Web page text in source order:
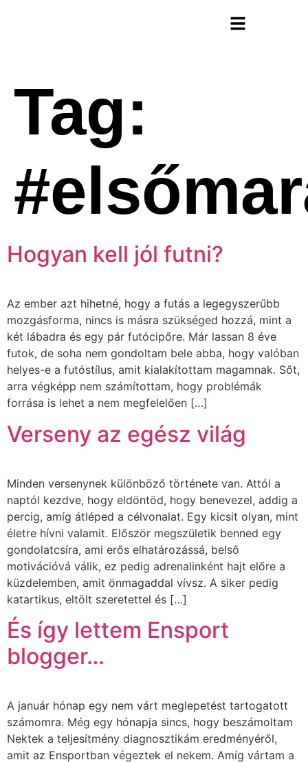
Tag:
Hogyan kell jól futni?
Az ember azt hihetné, hogy a futás a legegyszerűbb
mozgásforma, nincs is másra szükséged hozzá, mint a
két lábadra és egy pár futócipőre. Már lassan 8 éve
futok, de soha nem gondoltam bele abba, hogy valóban
helyes-e a futóstílus, amit kialakítottam magamnak. Sőt,
arra végképp nem számítottam, hogy problémák
forrása is lehet a nem megfelelően […]
Verseny az egész világ
Minden versenynek különböző története van. Attól a
naptól kezdve, hogy eldöntöd, hogy benevezel, addig a
percig, amíg átléped a célvonalat. Egy kicsit olyan, mint
életre hívni valamit. Először megszületik benned egy
gondolatcsíra, ami erős elhatározássá, belső
motivációvá válik, ez pedig adrenalinként hajt előre a
küzdelemben, amit önmagaddal vívsz. A siker pedig
katartikus, eltölt szeretettel és […]
És így lettem Ensport
blogger…
A január hónap egy nem várt meglepetést tartogatott
számomra. Még egy hónapja sincs, hogy beszámoltam
Nektek a teljesítmény diagnosztikám eredményéről,
amit az Ensportban végeztek el nekem. Amíg vártam a